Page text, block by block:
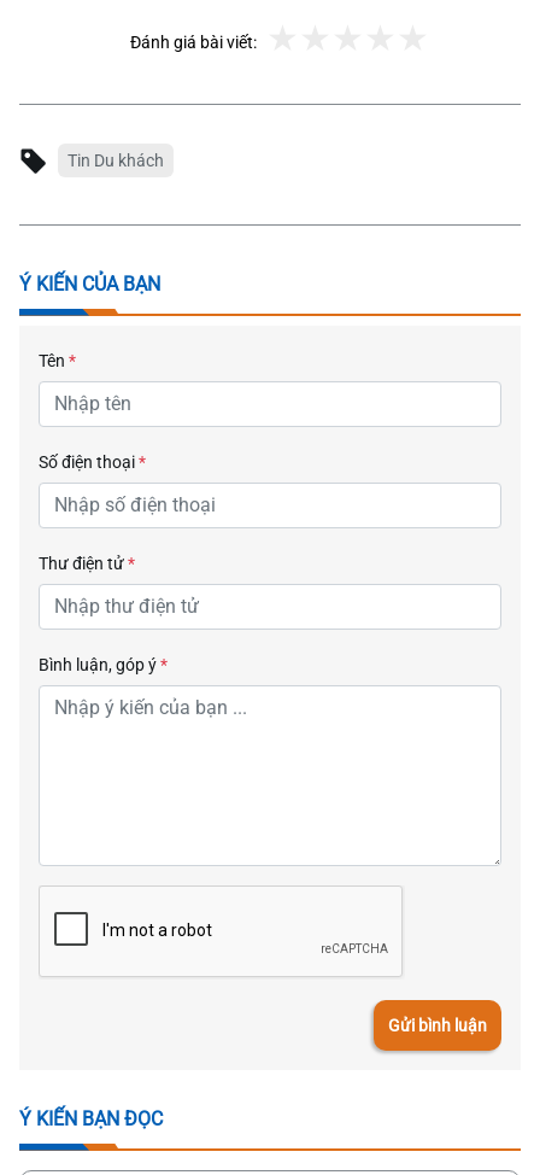
Đánh giá bài viết:
Tin Du khách
Ý KIẾN CỦA BẠN
Tên *
Số điện thoại*
Thư điện tử*
Bình luận, góp ý*
Gửi bình luận
Ý KIẾN BẠN ĐỌC